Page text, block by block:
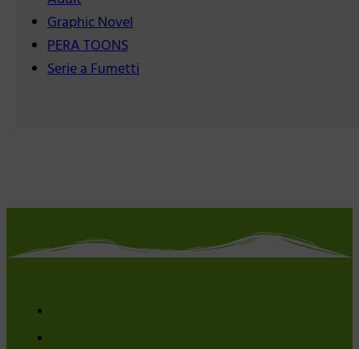
Graphic Novel
PERA TOONS
Serie a Fumetti